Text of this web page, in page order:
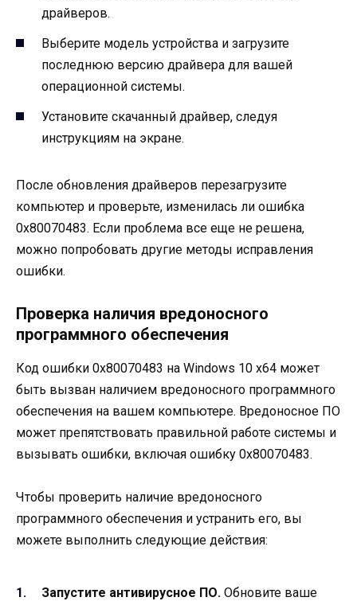
драйверов.
Выберите модель устройства и загрузите
последнюю версию драйвера для вашей
операционной системы.
Установите скачанный драйвер, следуя
инструкциям на экране.
После обновления драйверов перезагрузите
компьютер и проверьте, изменилась ли ошибка
0x80070483. Если проблема все еще не решена,
можно попробовать другие методы исправления
ошибки.
Проверка наличия вредоносного
программного обеспечения
Код ошибки 0x80070483 на Windows 10 x64 может
быть вызван наличием вредоносного программного
обеспечения на вашем компьютере. Вредоносное ПО
может препятствовать правильной работе системы и
вызывать ошибки, включая ошибку 0x80070483.
Чтобы проверить наличие вредоносного
программного обеспечения и устранить его, вы
можете выполнить следующие действия:
Запустите антивирусное ПО. Обновите ваше